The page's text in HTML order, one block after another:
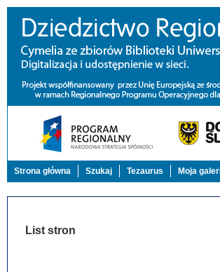
Strona główna Szukaj Tezaurus Moja
List stron